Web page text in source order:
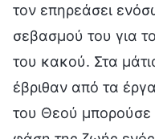
τον επηρεάσει
σεβασμού του για
του κακού. Στα
έβριθαν από τα
του Θεού μπορούσε